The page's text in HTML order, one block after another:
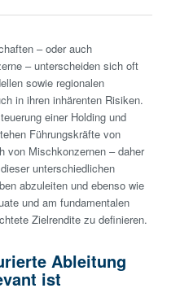
– oder auch
– unterscheiden sich oft
sowie regionalen
in ihren inhärenten Risiken.
einer Holding und
Führungskräfte von
von Mischkonzernen – daher
unterschiedlichen
abzuleiten und ebenso wie
und am fundamentalen
Zielrendite zu definieren.
Ableitung
ist